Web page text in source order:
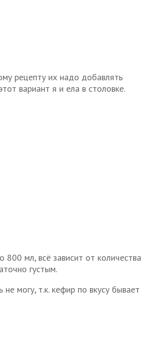
рецепту их надо добавлять
вариант я и ела в столовке.
мл, всё зависит от количества
густым.
могу, т.к. кефир по вкусу бывает